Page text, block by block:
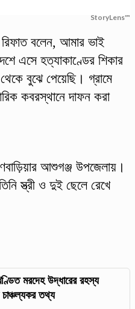
StoryLens™
বলেন, আমার ভাই
এসে হত্যাকাণ্ডের শিকার
বুঝে পেয়েছি। গ্রামে
কবরস্থানে দাফন করা
আশুগঞ্জ উপজেলায়।
স্ত্রী ও দুই ছেলে রেখে
মরদেহ উদ্ধারের রহস্য
তথ্য